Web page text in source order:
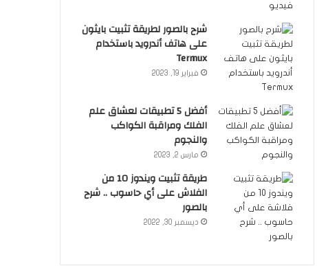
شرح بالصور لطريقة تثبيت بايثون
على هاتف أندرويد باستخدام
Termux
فبراير 19, 2023
أفضل 5 تطبيقات لعشاق علم
الفلك ومراقبة الكواكب
والنجوم
مارس 2, 2023
طريقة تثبيت ويندوز 10 من
الفلاش على أي حاسوب .. شرح
بالصور
ديسمبر 30, 2022